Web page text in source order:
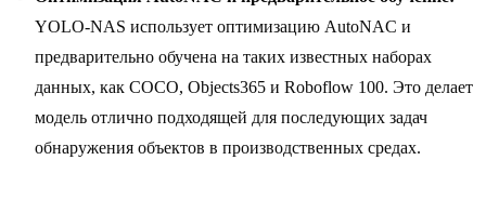
YOLO-NAS использует оптимизацию AutoNAC и
предварительно обучена на таких известных наборах
данных, как COCO, Objects365 и Roboflow 100. Это делает
модель отлично подходящей для последующих задач
обнаружения объектов в производственных средах.